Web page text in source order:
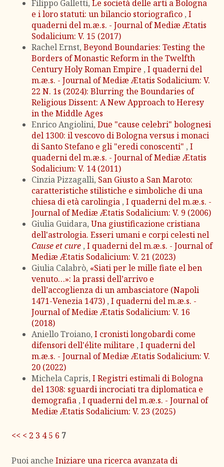
Filippo Galletti, Le società delle arti a Bologna
e i loro statuti: un bilancio storiografico , I
quaderni del m.æ.s. - Journal of Mediæ Ætatis
Sodalicium: V. 15 (2017)
Rachel Ernst, Beyond Boundaries: Testing the
Borders of Monastic Reform in the Twelfth
Century Holy Roman Empire , I quaderni del
m.æ.s. - Journal of Mediæ Ætatis Sodalicium: V.
22 N. 1s (2024): Blurring the Boundaries of
Religious Dissent: A New Approach to Heresy
in the Middle Ages
Enrico Angiolini, Due "cause celebri" bolognesi
del 1300: il vescovo di Bologna versus i monaci
di Santo Stefano e gli "eredi conoscenti" , I
quaderni del m.æ.s. - Journal of Mediæ Ætatis
Sodalicium: V. 14 (2011)
Cinzia Pizzagalli, San Giusto a San Maroto:
caratteristiche stilistiche e simboliche di una
chiesa di età carolingia , I quaderni del m.æ.s. -
Journal of Mediæ Ætatis Sodalicium: V. 9 (2006)
Giulia Guidara, Una giustificazione cristiana
dell'astrologia. Esseri umani e corpi celesti nel
Cause et cure , I quaderni del m.æ.s. - Journal of
Mediæ Ætatis Sodalicium: V. 21 (2023)
Giulia Calabrò, «Siati per le mille fiate el ben
venuto…»: la prassi dell’arrivo e
dell’accoglienza di un ambasciatore (Napoli
1471-Venezia 1473) , I quaderni del m.æ.s. -
Journal of Mediæ Ætatis Sodalicium: V. 16
(2018)
Aniello Troiano, I cronisti longobardi come
difensori dell'élite militare , I quaderni del
m.æ.s. - Journal of Mediæ Ætatis Sodalicium: V.
20 (2022)
Michela Capris, I Registri estimali di Bologna
del 1308: sguardi incrociati tra diplomatica e
demografia , I quaderni del m.æ.s. - Journal of
Mediæ Ætatis Sodalicium: V. 23 (2025)
<< < 2 3 4 5 6 7
Puoi anche Iniziare una ricerca avanzata di